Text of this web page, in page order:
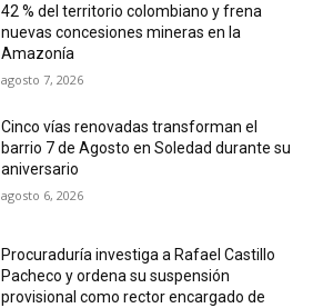
42 % del territorio colombiano y frena
nuevas concesiones mineras en la
Amazonía
agosto 7, 2026
Cinco vías renovadas transforman el
barrio 7 de Agosto en Soledad durante su
aniversario
agosto 6, 2026
Procuraduría investiga a Rafael Castillo
Pacheco y ordena su suspensión
provisional como rector encargado de